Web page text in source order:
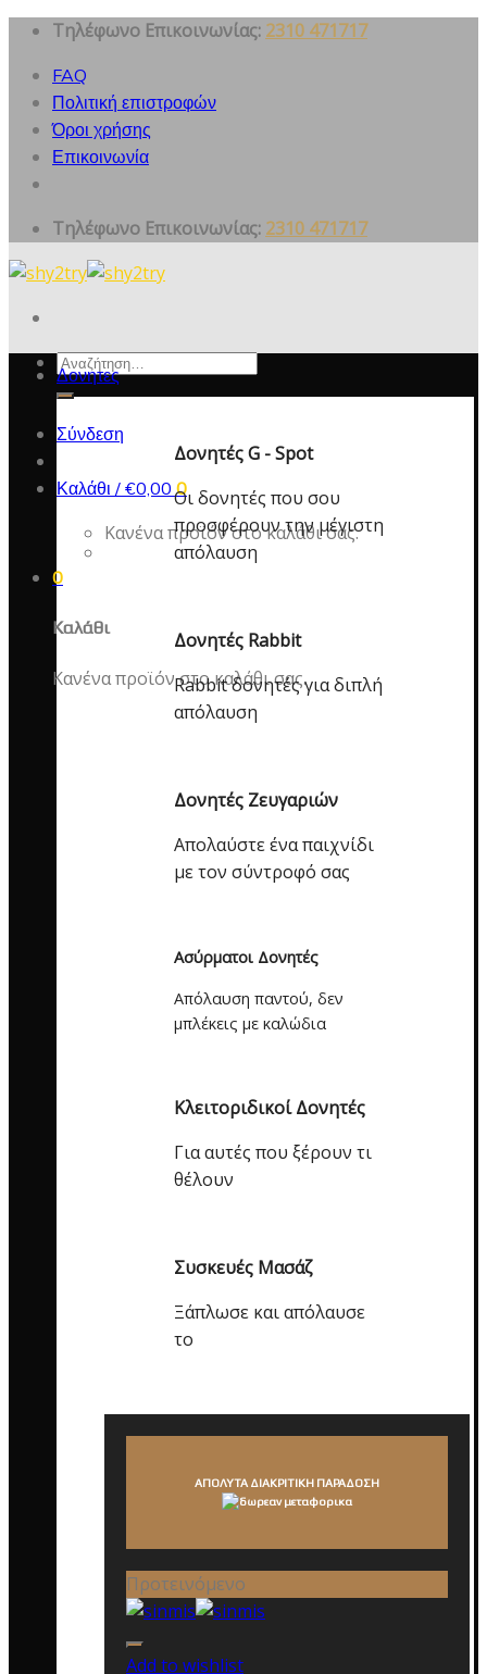
Skip
content
Τηλέφωνο Επικοινωνίας: 2310 471717
FAQ
Πολιτική επιστροφών
Όροι χρήσης
Επικοινωνία
Τηλέφωνο Επικοινωνίας: 2310 471717
Αναζήτηση
για:
Σύνδεση
Καλάθι / €0,00 0
Κανένα προϊόν στο καλάθι σας.
0
Καλάθι
Κανένα προϊόν στο καλάθι σας.
Δονητες
Δονητές G - Spot
Οι δονητές που σου
προσφέρουν την μέγιστη
απόλαυση
Δονητές Rabbit
Rabbit δονητές για διπλή
απόλαυση
Δονητές Ζευγαριών
Απολαύστε ένα παιχνίδι
με τον σύντροφό σας
Ασύρματοι Δονητές
Απόλαυση παντού, δεν
μπλέκεις με καλώδια
Κλειτοριδικοί Δονητές
Για αυτές που ξέρουν τι
θέλουν
Συσκευές Μασάζ
Ξάπλωσε και απόλαυσε
το
ΑΠΟΛΥΤΑ ΔΙΑΚΡΙΤΙΚΗ ΠΑΡΑΔΟΣΗ
Προτεινόμενο
Add to wishlist